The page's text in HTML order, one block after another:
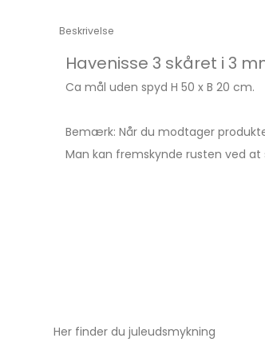
Beskrivelse
Havenisse 3 skåret i 3
Ca mål uden spyd H 50 x B 20 cm.
Bemærk: Når du modtager
Man kan fremskynde rusten ved
Her finder du juleudsmykning